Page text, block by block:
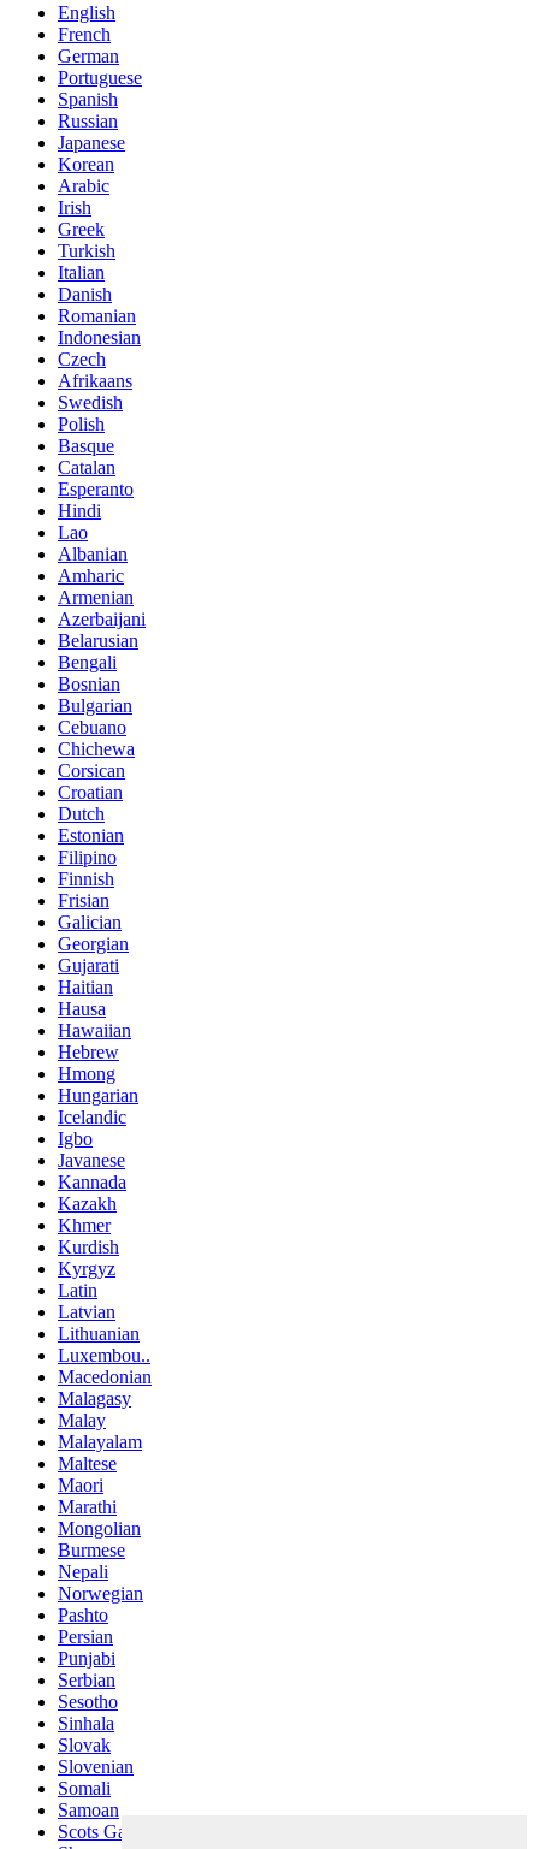
English
French
German
Portuguese
Spanish
Russian
Japanese
Korean
Arabic
Irish
Greek
Turkish
Italian
Danish
Romanian
Indonesian
Czech
Afrikaans
Swedish
Polish
Basque
Catalan
Esperanto
Hindi
Lao
Albanian
Amharic
Armenian
Azerbaijani
Belarusian
Bengali
Bosnian
Bulgarian
Cebuano
Chichewa
Corsican
Croatian
Dutch
Estonian
Filipino
Finnish
Frisian
Galician
Georgian
Gujarati
Haitian
Hausa
Hawaiian
Hebrew
Hmong
Hungarian
Icelandic
Igbo
Javanese
Kannada
Kazakh
Khmer
Kurdish
Kyrgyz
Latin
Latvian
Lithuanian
Luxembou..
Macedonian
Malagasy
Malay
Malayalam
Maltese
Maori
Marathi
Mongolian
Burmese
Nepali
Norwegian
Pashto
Persian
Punjabi
Serbian
Sesotho
Sinhala
Slovak
Slovenian
Somali
Samoan
Scots Gaelic